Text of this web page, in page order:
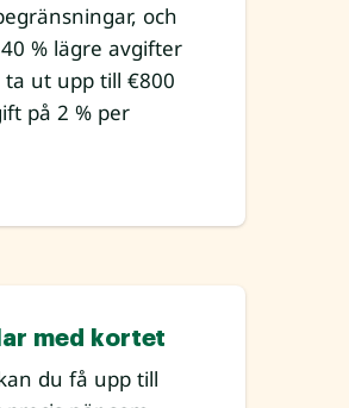
och
% lägre avgifter
ut upp till €800
på 2 % per
med kortet
du få upp till